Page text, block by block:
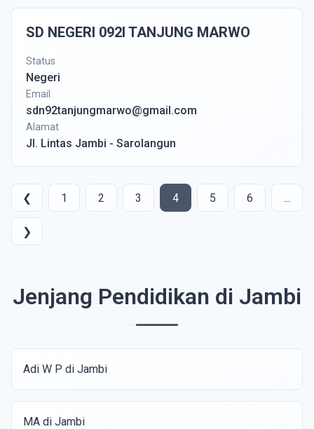
SD NEGERI 092I TANJUNG MARWO
Status
Negeri
Email
sdn92tanjungmarwo@gmail.com
Alamat
Jl. Lintas Jambi - Sarolangun
❮ 1 2 3 4 5 6 ...
❯
Jenjang Pendidikan di Jambi
Adi W P di Jambi
MA di Jambi